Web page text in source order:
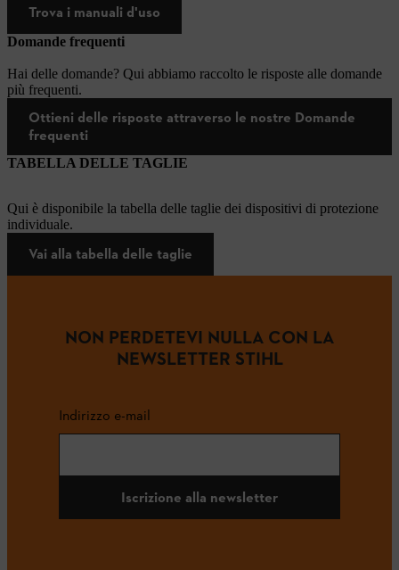
Trova i manuali d'uso
Domande frequenti
Hai delle domande? Qui abbiamo raccolto le risposte alle domande
più frequenti.
Ottieni delle risposte attraverso le nostre Domande
frequenti
TABELLA DELLE TAGLIE
Qui è disponibile la tabella delle taglie dei dispositivi di protezione
individuale.
Vai alla tabella delle taglie
NON PERDETEVI NULLA CON LA
NEWSLETTER STIHL
Indirizzo e-mail
Iscrizione alla newsletter